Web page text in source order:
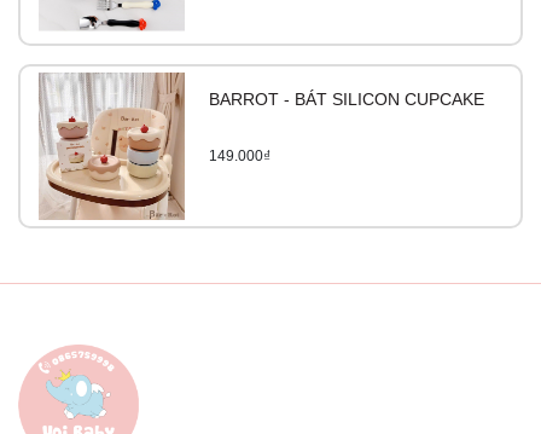
BARROT - BÁT SILICON CUPCAKE
149.000₫